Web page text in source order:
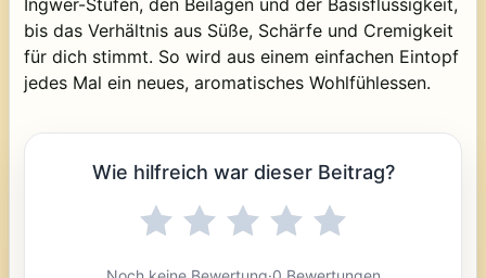
Ingwer-Stufen, den Beilagen und der Basisflüssigkeit,
bis das Verhältnis aus Süße, Schärfe und Cremigkeit
für dich stimmt. So wird aus einem einfachen Eintopf
jedes Mal ein neues, aromatisches Wohlfühlessen.
Wie hilfreich war dieser Beitrag?